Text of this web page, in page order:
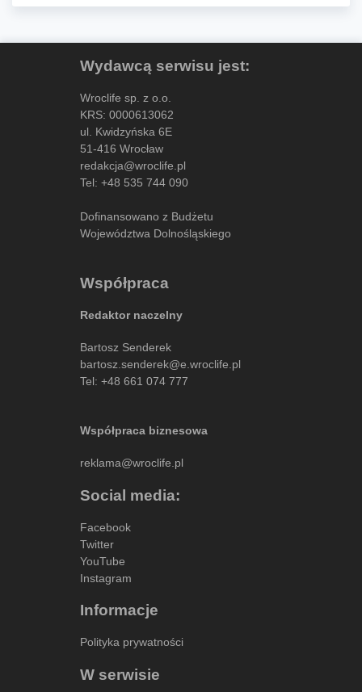
Wydawcą serwisu jest:
Wroclife sp. z o.o.
KRS: 0000613062
ul. Kwidzyńska 6E
51-416 Wrocław
redakcja@wroclife.pl
Tel: +48 535 744 090
Dofinansowano z Budżetu
Województwa Dolnośląskiego
Współpraca
Redaktor naczelny
Bartosz Senderek
bartosz.senderek@e.wroclife.pl
Tel: +48 661 074 777
Współpraca biznesowa
reklama@wroclife.pl
Social media:
Facebook
Twitter
YouTube
Instagram
Informacje
Polityka prywatności
W serwisie